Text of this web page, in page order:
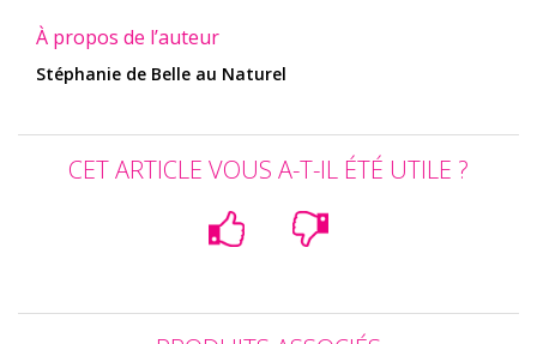
À propos de l’auteur
Stéphanie de Belle au Naturel
CET ARTICLE VOUS A-T-IL ÉTÉ UTILE ?